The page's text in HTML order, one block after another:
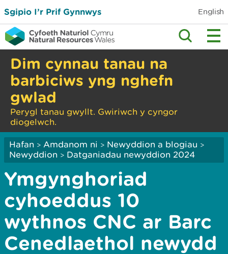
Sgipio I’r Prif Gynnwys English
Dim cynnau tanau na
barbiciws yng nghefn
gwlad
Perygl tanau gwyllt. Gwiriwch y cyngor
diogelwch.
Hafan > Amdanom ni > Newyddion a blogiau >
Newyddion > Datganiadau newyddion 2024
Ymgynghoriad
cyhoeddus 10
wythnos CNC ar Barc
Cenedlaethol newydd